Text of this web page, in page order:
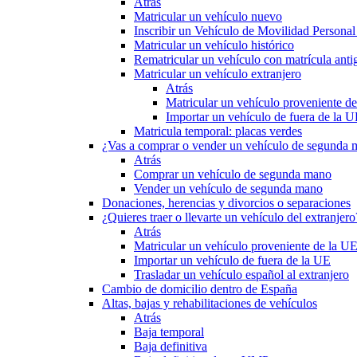
Matricular un vehículo nuevo
Inscribir un Vehículo de Movilidad
Matricular un vehículo histórico
Rematricular un vehículo con matrícula
Matricular un vehículo extranjero
Atrás
Matricular un vehículo proveniente
Importar un vehículo de fuera de la
Matricula temporal: placas verdes
¿Vas a comprar o vender un vehículo de segunda
Atrás
Comprar un vehículo de segunda mano
Vender un vehículo de segunda mano
Donaciones, herencias y divorcios o separaciones
¿Quieres traer o llevarte un vehículo del
Atrás
Matricular un vehículo proveniente de la UE
Importar un vehículo de fuera de la UE
Trasladar un vehículo español al extranjero
Cambio de domicilio dentro de España
Altas, bajas y rehabilitaciones de vehículos
Atrás
Baja temporal
Baja definitiva